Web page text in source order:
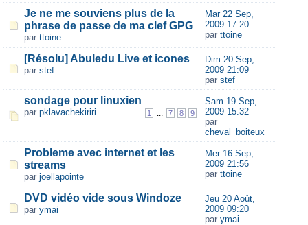
Je ne me souviens plus de la
phrase de passe de ma clef GPG
par ttoine
Mar 22 Sep,
2009 17:20
par ttoine
[Résolu] Abuledu Live et icones
par stef
Dim 20 Sep,
2009 21:09
par stef
sondage pour linuxien
1 ... 7 8 9
par pklavachekiriri
Sam 19 Sep,
2009 15:32
par
cheval_boiteux
Probleme avec internet et les
streams
par joellapointe
Mer 16 Sep,
2009 21:56
par ttoine
DVD vidéo vide sous Windoze
par ymai
Jeu 20 Août,
2009 09:20
par ymai